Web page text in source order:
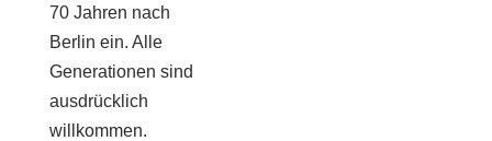
70 Jahren nach
Berlin ein. Alle
Generationen sind
ausdrücklich
willkommen.